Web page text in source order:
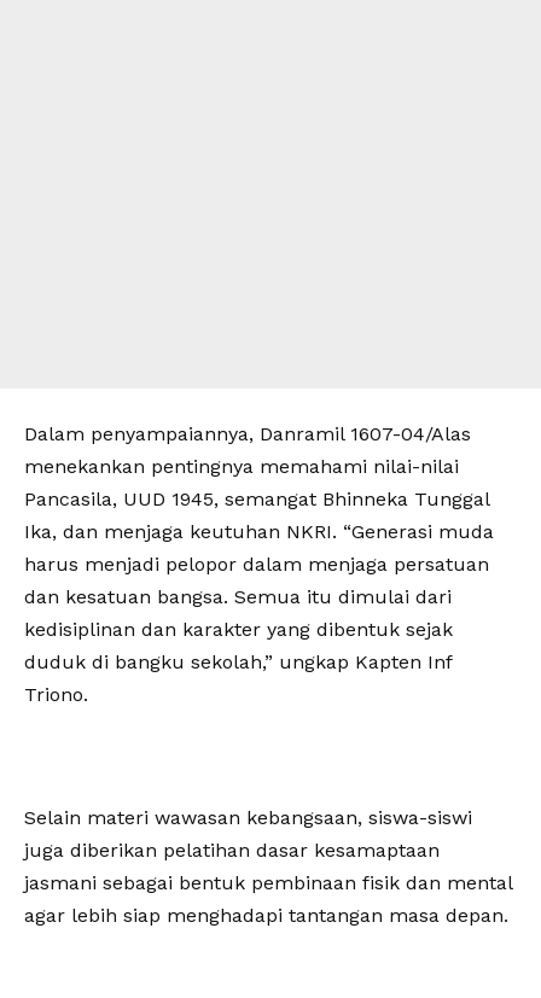
Dalam penyampaiannya, Danramil 1607-04/Alas
menekankan pentingnya memahami nilai-nilai
Pancasila, UUD 1945, semangat Bhinneka Tunggal
Ika, dan menjaga keutuhan NKRI. “Generasi muda
harus menjadi pelopor dalam menjaga persatuan
dan kesatuan bangsa. Semua itu dimulai dari
kedisiplinan dan karakter yang dibentuk sejak
duduk di bangku sekolah,” ungkap Kapten Inf
Triono.
Selain materi wawasan kebangsaan, siswa-siswi
juga diberikan pelatihan dasar kesamaptaan
jasmani sebagai bentuk pembinaan fisik dan mental
agar lebih siap menghadapi tantangan masa depan.